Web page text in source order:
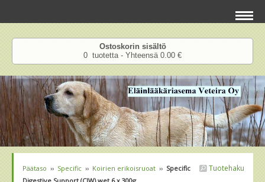
Ostoskorin sisältö
0 tuotetta - Yhteensä 0.00 €
Tuotehaku
Päätaso ›› Specific ›› Koirien erikoisruoat ›› Specific